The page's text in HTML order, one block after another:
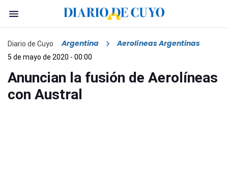
Diario de Cuyo Argentina Aerolíneas Argentinas
5 de mayo de 2020 - 00:00
Anuncian la fusión de Aerolíneas
con Austral